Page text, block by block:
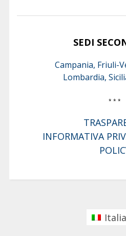
SEDI
Campania, Friuli-
Lombardia,
* * *
INFORMATIVA